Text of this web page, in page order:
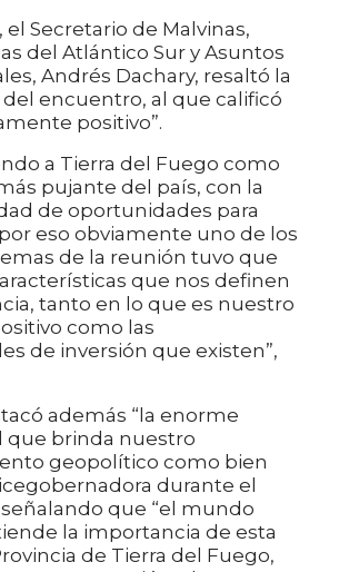
el Secretario de Malvinas,
del Atlántico Sur y Asuntos
Andrés Dachary, resaltó la
encuentro, al que calificó
positivo”.
a Tierra del Fuego como
pujante del país, con la
de oportunidades para
eso obviamente uno de los
de la reunión tuvo que
que nos definen
tanto en lo que es nuestro
como las
de inversión que existen”,
además “la enorme
brinda nuestro
geopolítico como bien
durante el
que “el mundo
la importancia de esta
de Tierra del Fuego,